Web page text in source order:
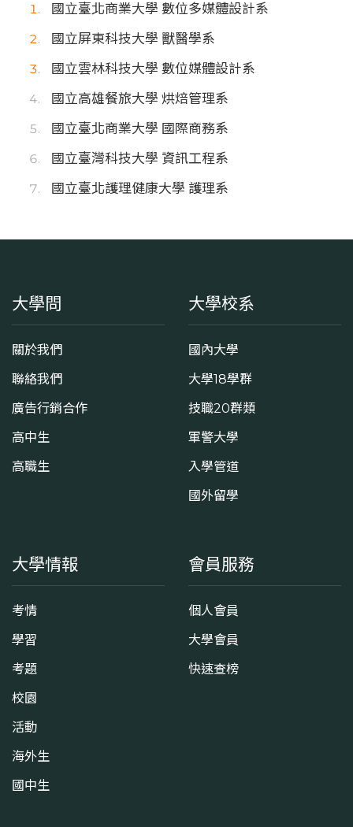
國立臺北商業大學 數位多媒體設計系
國立屏東科技大學 獸醫學系
國立雲林科技大學 數位媒體設計系
國立高雄餐旅大學 烘焙管理系
國立臺北商業大學 國際商務系
國立臺灣科技大學 資訊工程系
國立臺北護理健康大學 護理系
大學問
關於我們
聯絡我們
廣告行銷合作
高中生
高職生
大學校系
國內大學
大學18學群
技職20群類
軍警大學
入學管道
國外留學
大學情報
考情
學習
考題
校園
活動
海外生
國中生
會員服務
個人會員
大學會員
快速查榜